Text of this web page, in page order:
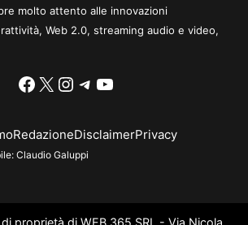
molto attento alle innovazioni
Web 2.0, streaming audio e video,
Facebook
X Instagram
Telegram
YouTube
RedazioneDisclaimerPrivacy
Claudio Galuppi